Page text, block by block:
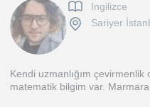
Ingilizce
Sariyer
Kendi uzmanlığım
matematik bilgim var.